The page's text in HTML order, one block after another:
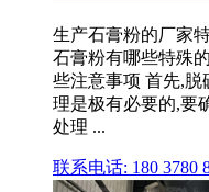
生产石膏粉的厂家
石膏粉有哪些特殊
些注意事项 首先,
理是极有必要的,要
处理 ...
联系电话: 180 3780